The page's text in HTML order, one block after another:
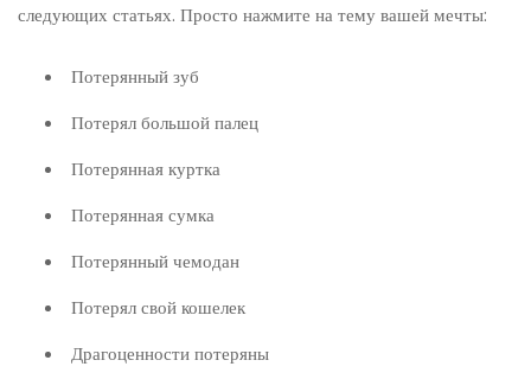
следующих статьях. Просто нажмите на тему вашей мечты:
Потерянный зуб
Потерял большой палец
Потерянная куртка
Потерянная сумка
Потерянный чемодан
Потерял свой кошелек
Драгоценности потеряны